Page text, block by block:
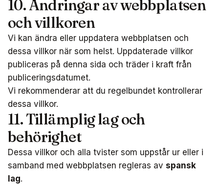
10. Ändringar av webbplatsen
och villkoren
Vi kan ändra eller uppdatera webbplatsen och
dessa villkor när som helst. Uppdaterade villkor
publiceras på denna sida och träder i kraft från
publiceringsdatumet.
Vi rekommenderar att du regelbundet kontrollerar
dessa villkor.
11. Tillämplig lag och
behörighet
Dessa villkor och alla tvister som uppstår ur eller i
samband med webbplatsen regleras av spansk
lag.